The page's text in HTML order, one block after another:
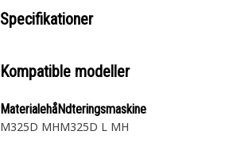
Specifikationer
Kompatible modeller
MaterialehåNdteringsmaskine
M325D MHM325D L MH